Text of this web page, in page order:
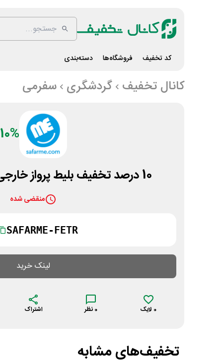
کد تخفیف فروشگاه‌ها دسته‌بندی
کانال تخفیف گردشگری سفرمی
10%
10 درصد تخفیف بلیط پرواز خارجی در سایت سفرمی
منقضی شده
SAFARME-FETR
لینک خرید
0 لایک 0 نظر اشتراک
تخفیف‌های مشابه